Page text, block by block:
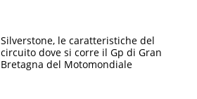
Silverstone, le caratteristiche del
circuito dove si corre il Gp di Gran
Bretagna del Motomondiale